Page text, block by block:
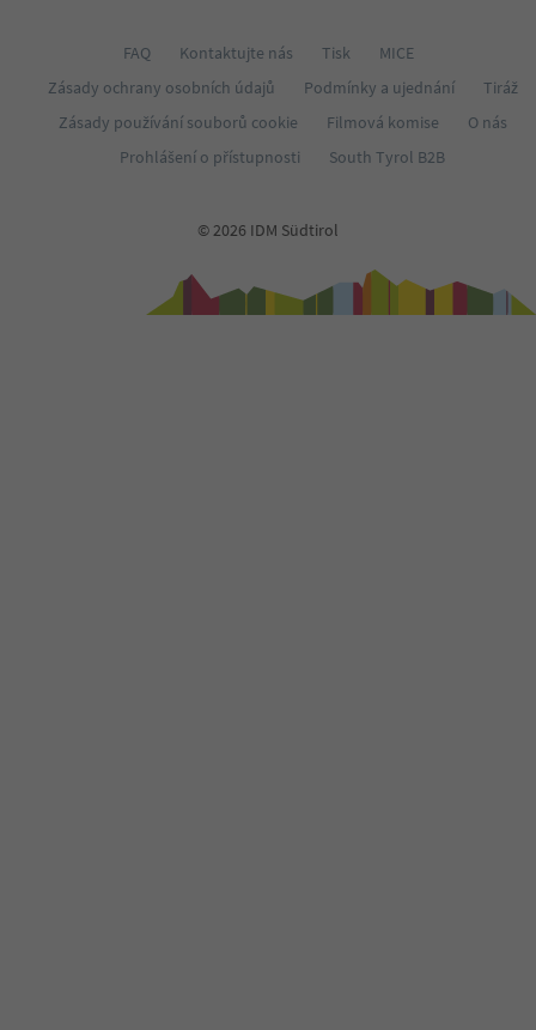
FAQ Kontaktujte nás Tisk
MICE
Zásady ochrany osobních údajů
Podmínky a ujednání
Tiráž
Zásady používání souborů cookie
Filmová komise
O nás
Prohlášení o přístupnosti
South Tyrol B2B
© 2026 IDM Südtirol